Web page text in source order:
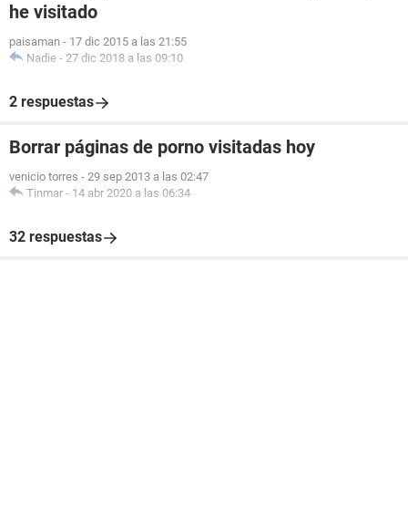
he visitado
paisaman - 17 dic 2015 a las 21:55
Nadie - 27 dic 2018 a las 09:10
2 respuestas
Borrar páginas de porno visitadas hoy
venicio torres - 29 sep 2013 a las 02:47
Tinmar - 14 abr 2020 a las 06:34
32 respuestas